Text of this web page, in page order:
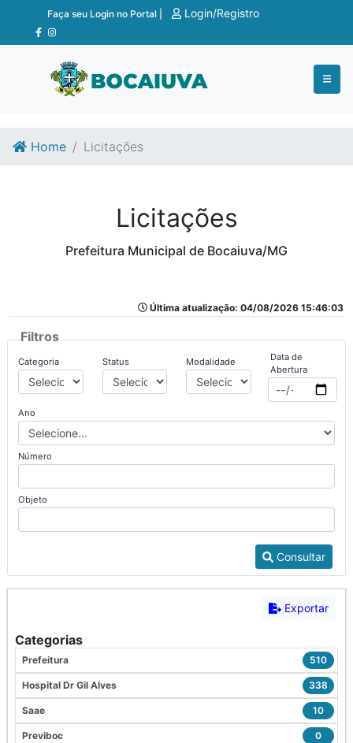
Ir para o conteúdo
Ir para o fim do conteúdo
Faça seu Login no Portal | Login/Registro
Home Licitações
Licitações
Prefeitura Municipal de Bocaiuva/MG
Última atualização: 04/08/2026 15:46:03
Filtros
Categoria Status Modalidade
Data de
Abertura
Ano
Número
Objeto
Consultar
Exportar
Categorias
Prefeitura 510
Hospital Dr Gil Alves 338
Saae 10
Previboc 0